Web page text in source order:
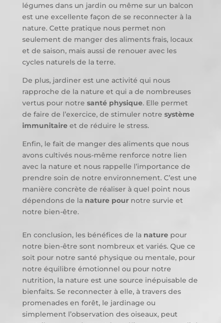
légumes dans un jardin ou même sur un balcon
est une excellente façon de se reconnecter à la
nature. Cette pratique nous permet non
seulement de manger des aliments frais, locaux
et de saison, mais aussi de renouer avec les
cycles naturels de la terre.
De plus, jardiner est une activité qui nous
rapproche de la nature et qui a de nombreuses
vertus pour notre santé physique. Elle permet
de faire de l’exercice, de stimuler notre système
immunitaireet de réduire le stress.
Enfin, le fait de manger des aliments que nous
avons cultivés nous-même renforce notre lien
avec la nature et nous rappelle l’importance de
prendre soin de notre environnement. C’est une
manière concrète de réaliser à quel point nous
dépendons de la nature pournotre survie et
notre bien-être.
En conclusion, les bénéfices de la naturepour
notre bien-être sont nombreux et variés. Que ce
soit pour notre santé physique ou mentale, pour
notre équilibre émotionnel ou pour notre
nutrition, la nature est une source inépuisable de
bienfaits. Se reconnecter à elle, à travers des
promenades en forêt, le jardinage ou
simplement l’observation des oiseaux, peut